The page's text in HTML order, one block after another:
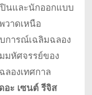
นและนักออกแบบ
วาดเหนือ
การณ์เฉลิมฉลอง
มหัศจรรย์ของ
ลองเทศกาล
อะ เซนต์ รีจิส